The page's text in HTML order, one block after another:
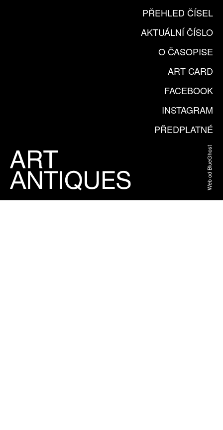
PŘEHLED ČÍSEL
AKTUÁLNÍ ČÍSLO
O ČASOPISE
ART CARD
FACEBOOK
INSTAGRAM
PŘEDPLATNÉ
Web od BlueGhost